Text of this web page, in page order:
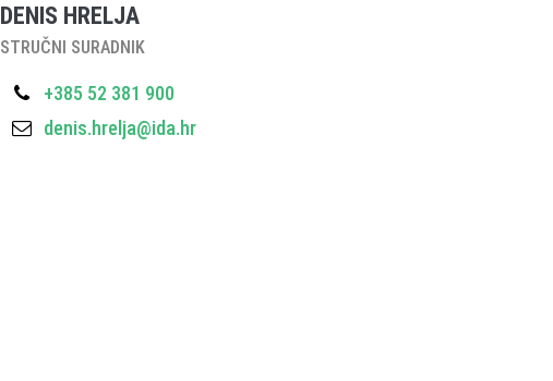
DENIS HRELJA
STRUČNI SURADNIK
+385 52 381 900
denis.hrelja@ida.hr